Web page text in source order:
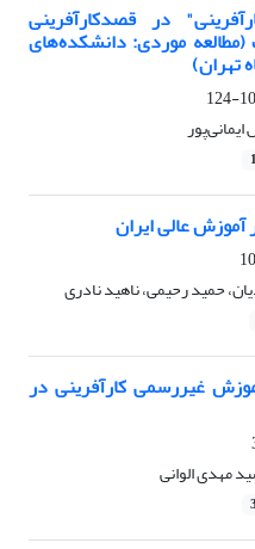
در ‌قصدکارآفرینی
موردی: دانشکده‌های
تهران)
عالی ایران
حمید رحیمی، ناهید نادری
غیررسمی کارآفرینی در
مهدی الوانی